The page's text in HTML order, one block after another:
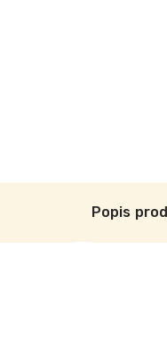
Popis